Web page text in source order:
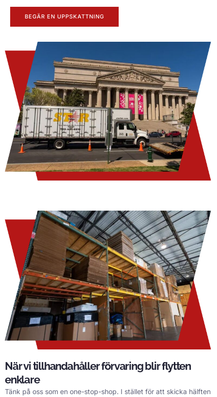
BEGÄR EN UPPSKATTNING
När vi tillhandahåller förvaring blir flytten
enklare
Tänk på oss som en one-stop-shop. I stället för att skicka hälften